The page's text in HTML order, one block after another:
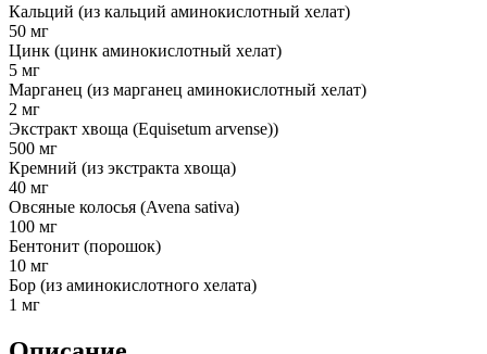
Кальций (из кальций аминокислотный хелат)
50 мг
Цинк (цинк аминокислотный хелат)
5 мг
Марганец (из марганец аминокислотный хелат)
2 мг
Экстракт хвоща (Equisetum arvense))
500 мг
Кремний (из экстракта хвоща)
40 мг
Овсяные колосья (Avena sativa)
100 мг
Бентонит (порошок)
10 мг
Бор (из аминокислотного хелата)
1 мг